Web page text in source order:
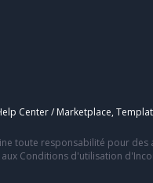
Center / Marketplace,
toute responsabilité pour des
Conditions d'utilisation